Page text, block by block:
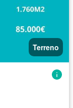
Terreno